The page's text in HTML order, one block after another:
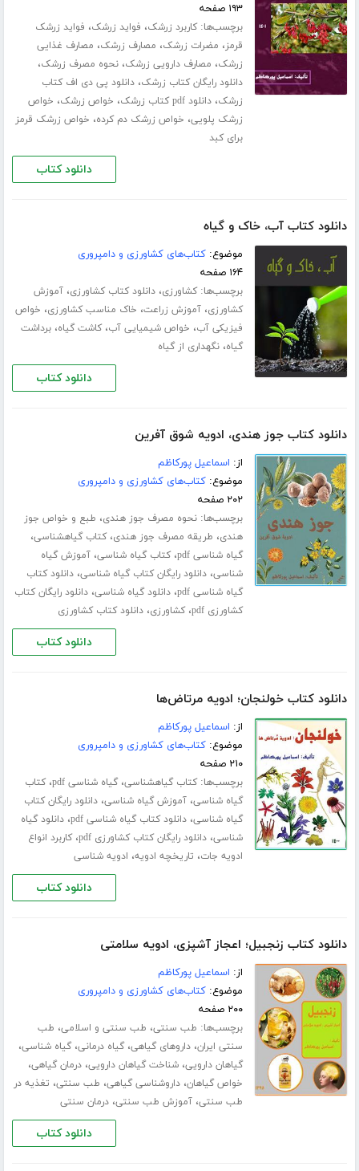
۱۹۳ صفحه
برچسب‌ها:کاربرد زرشک، فواید زرشک، فواید زرشک
قرمز، مضرات زرشک، مصارف زرشک، مصارف غذایی
زرشک، مصارف دارویی زرشک،نحوه مصرف زرشک،
دانلود رایگان کتاب زرشک،دانلود پی دی اف کتاب
زرشک،دانلود pdf کتاب زرشک ، خواص زرشک، خواص
زرشک پلویی، خواص زرشک دم کرده، خواص زرشک قرمز
برای کبد
دانلود کتاب
دانلود کتاب آب، خاک و گیاه
موضوع:کتاب‌های کشاورزی و دامپروری
۱۶۴ صفحه
برچسب‌ها:کشاورزی،دانلود کتاب کشاورزی،آموزش
کشاورزی،آموزش زراعت، خاک مناسب کشاورزی، خواص
فیزیکی آب، خواص شیمیایی آب،کاشت گیاه،برداشت
گیاه،نگهداری از گیاه
دانلود کتاب
دانلود کتاب جوز هندی، ادویه شوق آفرین
از: اسماعیل پورکاظم
موضوع:کتاب‌های کشاورزی و دامپروری
۲۰۲ صفحه
برچسب‌ها:نحوه مصرف جوز هندی، طبع و خواص جوز
هندی، طریقه مصرف جوز هندی،کتاب گیاهشناسی،
گیاه شناسی pdf ،کتاب گیاه شناسی،آموزش گیاه
شناسی،دانلود رایگان کتاب گیاه شناسی،دانلود کتاب
گیاه شناسی pdf
،دانلود گیاه شناسی،دانلود رایگان کتاب
کشاورزی pdf
،کشاورزی،دانلود کتاب کشاورزی
دانلود کتاب
دانلود کتاب خولنجان؛ ادویه مرتاض‌ها
از: اسماعیل پورکاظم
موضوع:کتاب‌های کشاورزی و دامپروری
۲۱۰ صفحه
برچسب‌ها:کتاب گیاهشناسی،گیاه شناسی pdf ،کتاب
گیاه شناسی،آموزش گیاه شناسی،دانلود رایگان کتاب
گیاه شناسی،دانلود کتاب گیاه شناسی pdf ،دانلود گیاه
شناسی،دانلود رایگان کتاب کشاورزی pdf ،کاربرد انواع
ادویه جات، تاریخچه ادویه، ادویه شناسی
دانلود کتاب
دانلود کتاب زنجبیل؛ اعجاز آشپزی، ادویه سلامتی
از: اسماعیل پورکاظم
موضوع:کتاب‌های کشاورزی و دامپروری
۲۰۰ صفحه
برچسب‌ها: طب سنتی، طب سنتی و اسلامی، طب
سنتی ایران،داروهای گیاهی،گیاه درمانی،گیاه شناسی،
گیاهان دارویی،شناخت گیاهان دارویی،درمان گیاهی،
خواص گیاهان،داروشناسی گیاهی، طب سنتی، تغذیه در
طب سنتی،آموزش طب سنتی،درمان سنتی
دانلود کتاب